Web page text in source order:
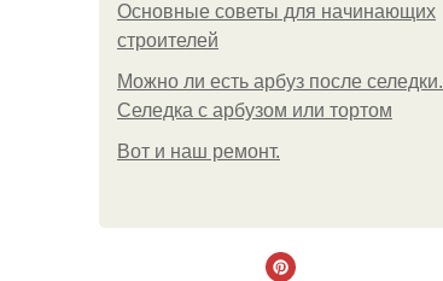
Основные советы для начинающих
строителей
Можно ли есть арбуз после селедки.
Селедка с арбузом или тортом
Boт и наш ремoнт.